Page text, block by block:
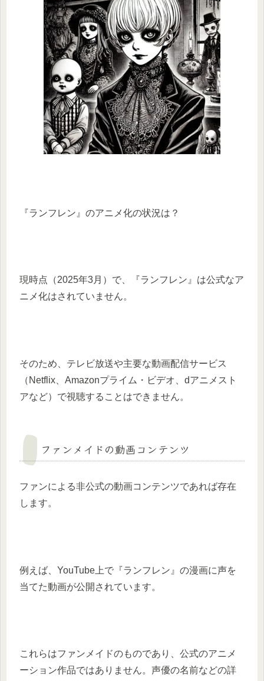
『ランフレン』のアニメ化の状況は？
現時点（2025年3月）で、『ランフレン』は公式なア
ニメ化はされていません。
​そのため、テレビ放送や主要な動画配信サービス
（Netflix、Amazonプライム・ビデオ、dアニメスト
アなど）で視聴することはできません。​
ファンメイドの動画コンテンツ
ファンによる非公式の動画コンテンツであれば存在
します。
​例えば、YouTube上で『ランフレン』の漫画に声を
当てた動画が公開されています。
​これらはファンメイドのものであり、公式のアニメ
ーション作品ではありません。​声優の名前などの詳